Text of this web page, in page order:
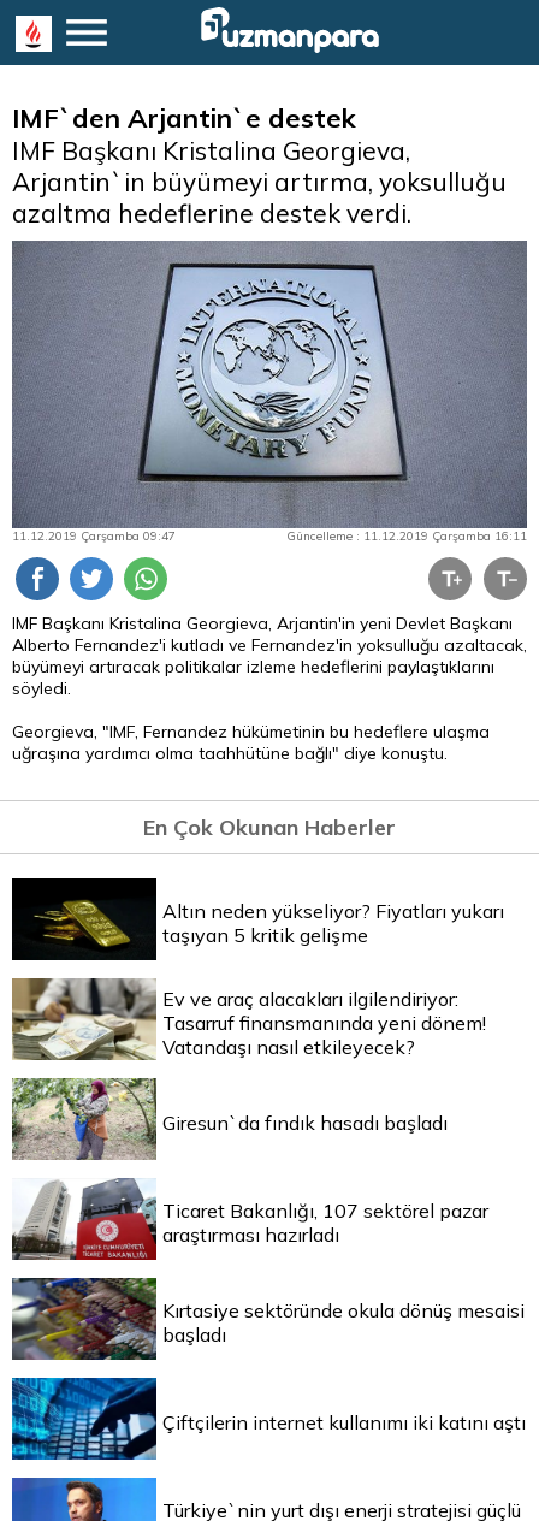
IMF`den Arjantin`e destek
IMF Başkanı Kristalina Georgieva,
Arjantin`in büyümeyi artırma, yoksulluğu
azaltma hedeflerine destek verdi.
11.12.2019 Çarşamba 09:47 Güncelleme : 11.12.2019 Çarşamba 16:11
IMF Başkanı Kristalina Georgieva, Arjantin'in yeni Devlet Başkanı
Alberto Fernandez'i kutladı ve Fernandez'in yoksulluğu azaltacak,
büyümeyi artıracak politikalar izleme hedeflerini paylaştıklarını
söyledi.
Georgieva, "IMF, Fernandez hükümetinin bu hedeflere ulaşma
uğraşına yardımcı olma taahhütüne bağlı" diye konuştu.
En Çok Okunan Haberler
Altın neden yükseliyor? Fiyatları yukarı
taşıyan 5 kritik gelişme
Ev ve araç alacakları ilgilendiriyor:
Tasarruf finansmanında yeni dönem!
Vatandaşı nasıl etkileyecek?
Giresun`da fındık hasadı başladı
Ticaret Bakanlığı, 107 sektörel pazar
araştırması hazırladı
Kırtasiye sektöründe okula dönüş mesaisi
başladı
Çiftçilerin internet kullanımı iki katını aştı
Türkiye`nin yurt dışı enerji stratejisi güçlü